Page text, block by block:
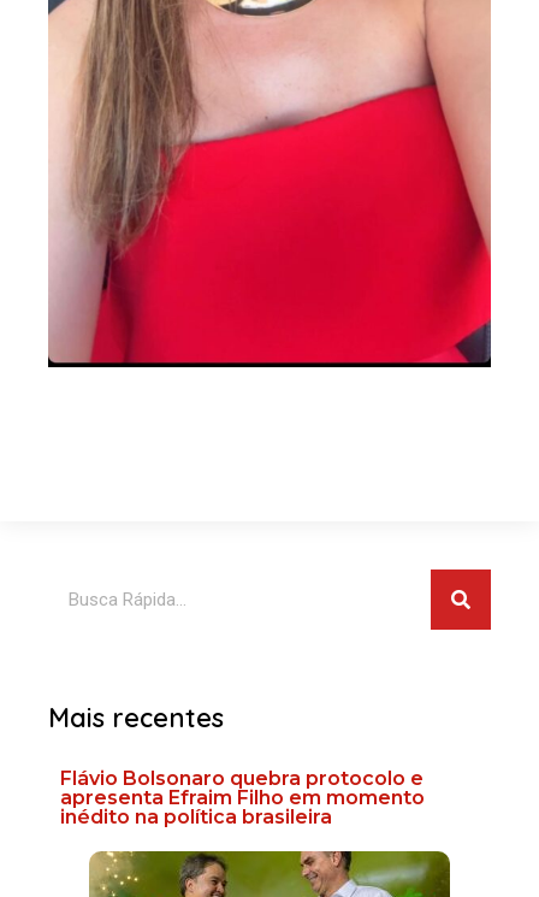
Mais recentes
Flávio Bolsonaro quebra protocolo e
apresenta Efraim Filho em momento
inédito na política brasileira